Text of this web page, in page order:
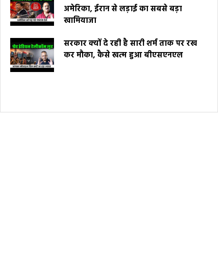
अमेरिका, ईरान से लड़ाई का सबसे बड़ा
खामियाजा
सरकार क्यों दे रही है सारी शर्म ताक पर रख
कर मौका, कैसे खत्म हुआ बीएसएनएल